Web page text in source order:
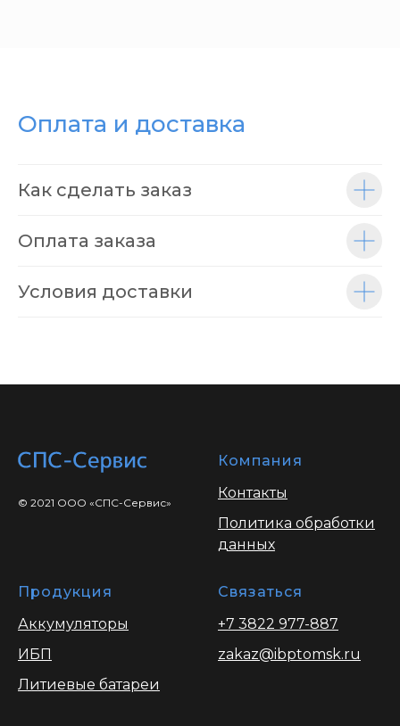
Оплата и доставка
Как сделать заказ
Оплата заказа
Условия доставки
© 2021 ООО «СПС-Сервис»
Компания
Контакты
Политика обработки
данных
Продукция
Аккумуляторы
ИБП
Литиевые батареи
Связаться
+7 3822 977-887
zakaz@ibptomsk.ru